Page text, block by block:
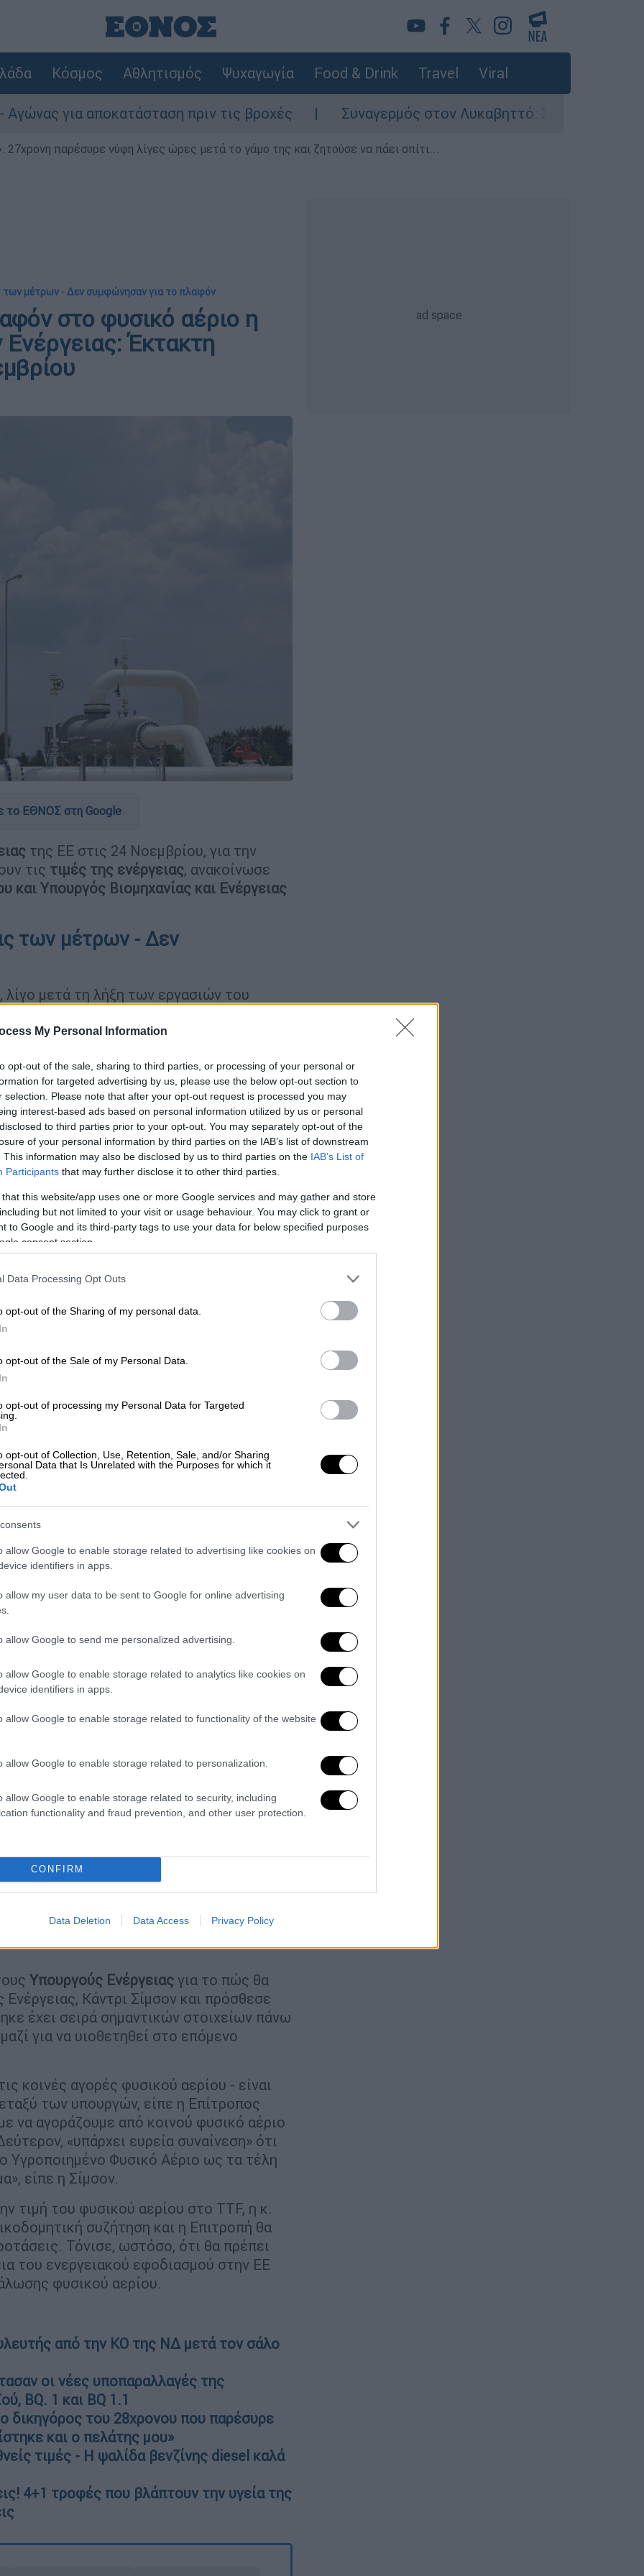
My Personal Information
opt-out of the sale, sharing to third parties, or processing of your personal or
for targeted advertising by us, please use the below opt-out section to
selection. Please note that after your opt-out request is processed you may
interest-based ads based on personal information utilized by us or personal
to third parties prior to your opt-out. You may separately opt-out of the
of your personal information by third parties on the IAB’s list of downstream
This information may also be disclosed by us to third parties on the IAB’s List of
Participants that may further disclose it to other third parties.
that this website/app uses one or more Google services and may gather and store
but not limited to your visit or usage behaviour. You may click to grant or
to Google and its third-party tags to use your data for below specified purposes
consent section.
Data Processing Opt Outs
opt-out of the Sharing of my personal data.
opt-out of the Sale of my Personal Data.
opt-out of processing my Personal Data for Targeted
opt-out of Collection, Use, Retention, Sale, and/or Sharing
Data that Is Unrelated with the Purposes for which it
allow Google to enable storage related to advertising like cookies on
identifiers in apps.
allow my user data to be sent to Google for online advertising
allow Google to send me personalized advertising.
allow Google to enable storage related to analytics like cookies on
identifiers in apps.
allow Google to enable storage related to functionality of the website
allow Google to enable storage related to personalization.
allow Google to enable storage related to security, including
functionality and fraud prevention, and other user protection.
CONFIRM
Data Deletion Data Access Privacy Policy
Κόσμος Αθλητισμός Ψυχαγωγία Food & Drink Travel Viral
πριν τις βροχές Συναγερμός στον Λυκαβηττό: Σορός σε προχωρημένη
παρέσυρε νύφη λίγες ώρες μετά το γάμο της και ζητούσε να πάει σπίτι...
των μέτρων - Δεν συμφώνησαν για το πλαφόν
στο φυσικό αέριο η
Έκτακτη
το ΕΘΝΟΣ στη Google
της ΕΕ στις 24 Νοεμβρίου, για την
τις τιμές της ενέργειας, ανακοίνωσε
και Υπουργός Βιομηχανίας και Ενέργειας
των μέτρων - Δεν
, λίγο μετά τη λήξη των εργασιών του
στις βασικές κατευθύνσεις των
αέριο και το σκληρό... παζάρι
η ρήξη ανάμεσα σε Γερμανία-Γαλλία
τολμηρές αποφάσεις σχετικά
πιο καχύποπτους»
«οι υπουργοί συμφώνησαν ότι πρέπει
αερίου - είναι κάτι το οποίο
πρέπει να αρχίσουμε να αγοράζουμε
αμέσως μετά την περίοδο του
ευρέως την εισαγωγή ενός
αερίουπου θα περιορίσει την
ο Τσέχος υπουργός. Σημείωσε, ωστόσο,
αφορά στον μηχανισμό διόρθωσης
ότι με τοπλαφόναυτό, θα συνεχίσουμε να
το αέριο που έχουμε ανάγκη»,
καλωσόρισαν τα μέτρα
ότι τα κράτη-μέλη θα μπορούν να
τη σύναψη διμερών
συμφωνιών μεταξύ
Υπουργούς Ενέργειας για το πώς θα
Κάντρι Σίμσον και πρόσθεσε
έχει σειρά σημαντικών στοιχείων πάνω
για να υιοθετηθεί στο επόμενο
κοινές αγορές φυσικού αερίου - είναι
των υπουργών, είπε η Επίτροπος
να αγοράζουμε από κοινού φυσικό αέριο
«υπάρχει ευρεία συναίνεση» ότι
Υγροποιημένο Φυσικό Αέριο ως τα τέλη
είπε η Σίμσον.
τιμή του φυσικού αερίου στο ΤTF, η κ.
συζήτηση και η Επιτροπή θα
Τόνισε, ωστόσο, ότι θα πρέπει
του ενεργειακού εφοδιασμού στην ΕΕ
φυσικού αερίου.
από την ΚΟ της ΝΔ μετά τον σάλο
οι νέες υποπαραλλαγές της
ΒQ. 1 και ΒQ 1.1
δικηγόρος του 28χρονου που παρέσυρε
και ο πελάτης μου»
τιμές - Η ψαλίδα βενζίνης diesel καλά
4+1 τροφές που βλάπτουν την υγεία της